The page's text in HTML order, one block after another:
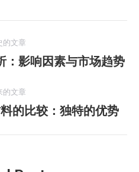
的文章
历
的
文
：影响因素与市场趋势
的文章
未的比较：独特的优势